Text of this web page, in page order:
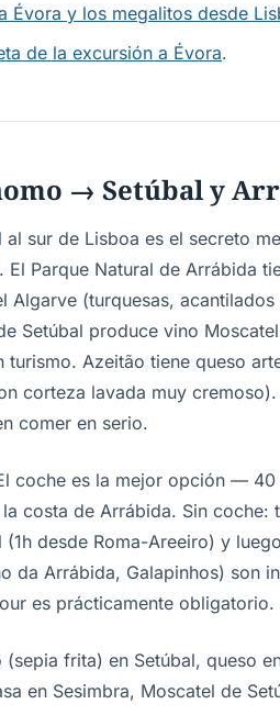
Évora y los megalitos desde
de la excursión a Évora.
→ Setúbal y
al sur de Lisboa es el secreto
Parque Natural de Arrábida
Algarve (turquesas,
Setúbal produce vino
turismo. Azeitão tiene queso
corteza lavada muy
comer en serio.
coche es la mejor opción —
costa de Arrábida. Sin coche:
(1h desde Roma-Areeiro) y
da Arrábida, Galapinhos) son
es prácticamente obligatorio.
frita) en Setúbal, queso
en Sesimbra, Moscatel de